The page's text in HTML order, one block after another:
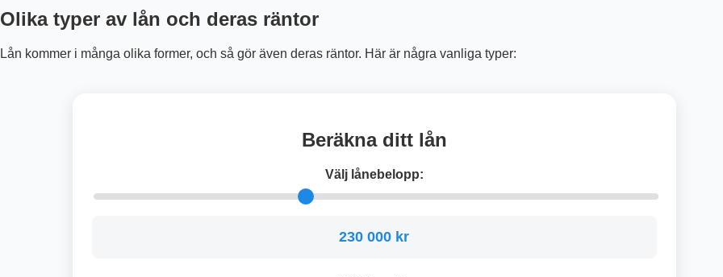
Olika typer av lån och deras räntor
Lån kommer i många olika former, och så gör även deras räntor. Här är några vanliga typer:
Beräkna ditt lån
Välj lånebelopp:
230 000 kr